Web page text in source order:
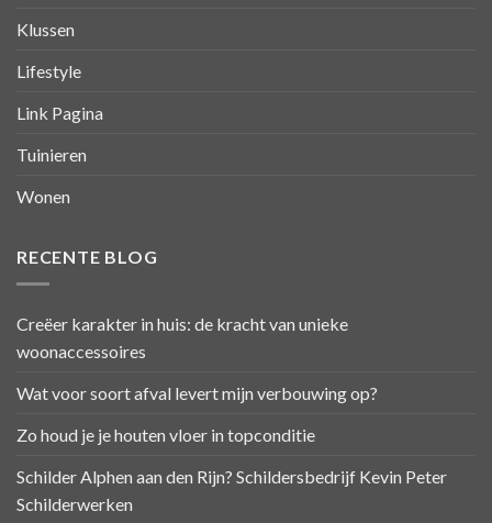
Klussen
Lifestyle
Link Pagina
Tuinieren
Wonen
RECENTE BLOG
Creëer karakter in huis: de kracht van unieke
woonaccessoires
Wat voor soort afval levert mijn verbouwing op?
Zo houd je je houten vloer in topconditie
Schilder Alphen aan den Rijn? Schildersbedrijf Kevin Peter
Schilderwerken